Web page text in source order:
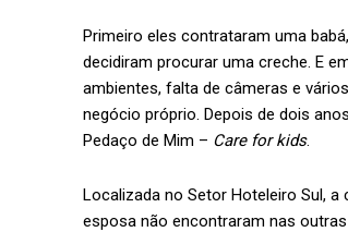
Primeiro eles contrataram uma
decidiram procurar uma creche. E
ambientes, falta de câmeras e
negócio próprio. Depois de dois
Pedaço de Mim – Care for kids.
Localizada no Setor Hoteleiro Sul,
esposa não encontraram nas